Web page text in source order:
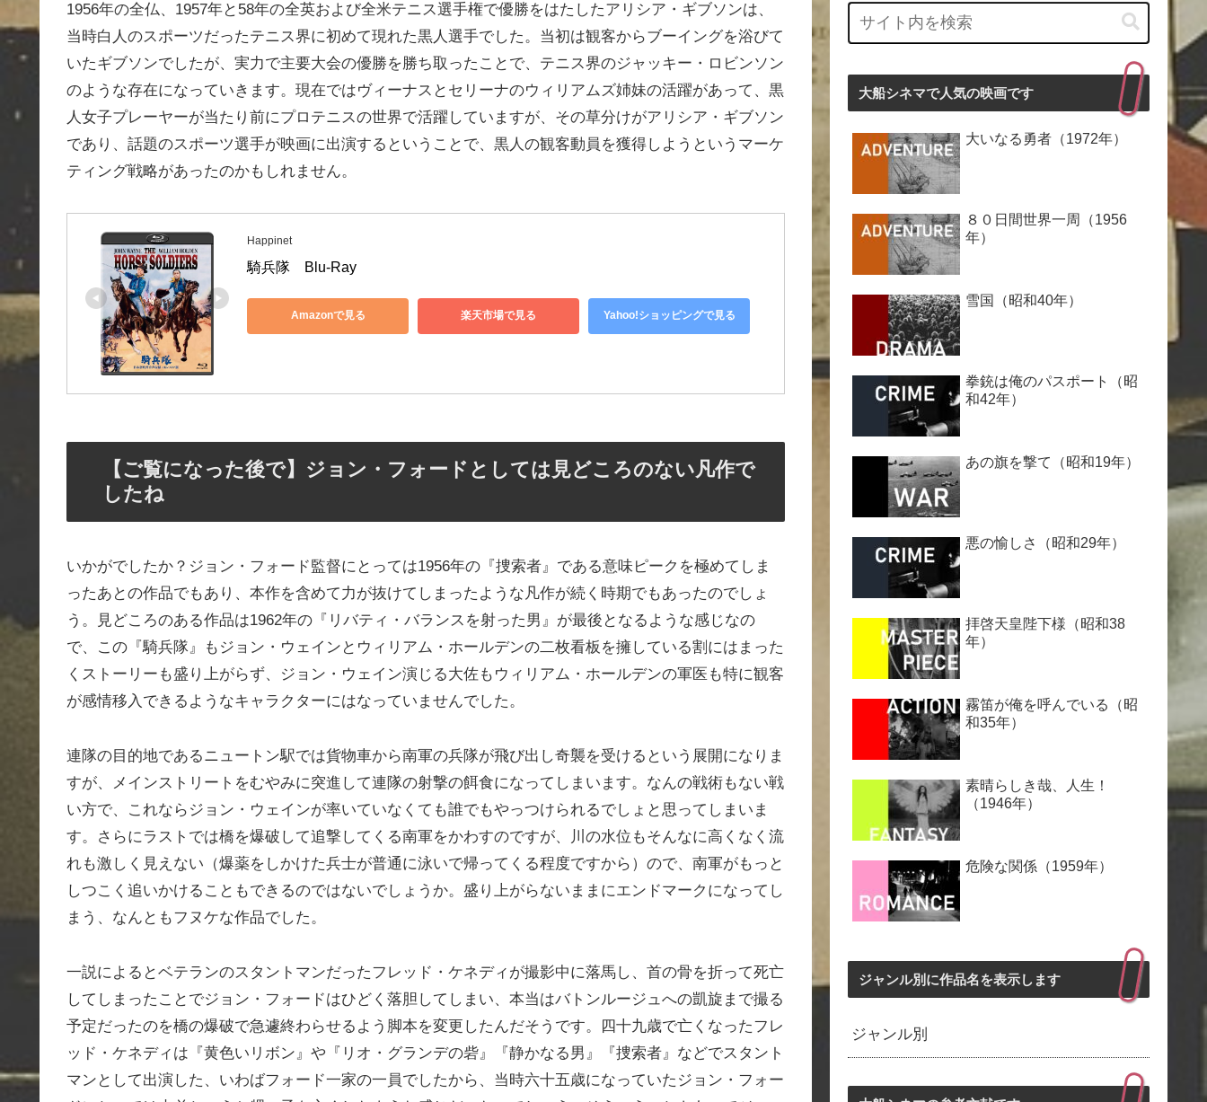
1956年の全仏、1957年と58年の全英および全米テニス選手権で優勝をはたしたアリシア・ギブソンは、
当時白人のスポーツだったテニス界に初めて現れた黒人選手でした。当初は観客からブーイングを浴びて
いたギブソンでしたが、実力で主要大会の優勝を勝ち取ったことで、テニス界のジャッキー・ロビンソン
のような存在になっていきます。現在ではヴィーナスとセリーナのウィリアムズ姉妹の活躍があって、黒
人女子プレーヤーが当たり前にプロテニスの世界で活躍していますが、その草分けがアリシア・ギブソン
であり、話題のスポーツ選手が映画に出演するということで、黒人の観客動員を獲得しようというマーケ
ティング戦略があったのかもしれません。
Happinet
騎兵隊　Blu-Ray
Amazonで見る 楽天市場で見る Yahoo!ショッピングで見る
【ご覧になった後で】ジョン・フォードとしては見どころのない凡作で
したね
いかがでしたか？ジョン・フォード監督にとっては1956年の『捜索者』である意味ピークを極めてしま
ったあとの作品でもあり、本作を含めて力が抜けてしまったような凡作が続く時期でもあったのでしょ
う。見どころのある作品は1962年の『リバティ・バランスを射った男』が最後となるような感じなの
で、この『騎兵隊』もジョン・ウェインとウィリアム・ホールデンの二枚看板を擁している割にはまった
くストーリーも盛り上がらず、ジョン・ウェイン演じる大佐もウィリアム・ホールデンの軍医も特に観客
が感情移入できるようなキャラクターにはなっていませんでした。
連隊の目的地であるニュートン駅では貨物車から南軍の兵隊が飛び出し奇襲を受けるという展開になりま
すが、メインストリートをむやみに突進して連隊の射撃の餌食になってしまいます。なんの戦術もない戦
い方で、これならジョン・ウェインが率いていなくても誰でもやっつけられるでしょと思ってしまいま
す。さらにラストでは橋を爆破して追撃してくる南軍をかわすのですが、川の水位もそんなに高くなく流
れも激しく見えない（爆薬をしかけた兵士が普通に泳いで帰ってくる程度ですから）ので、南軍がもっと
しつこく追いかけることもできるのではないでしょうか。盛り上がらないままにエンドマークになってし
まう、なんともフヌケな作品でした。
一説によるとベテランのスタントマンだったフレッド・ケネディが撮影中に落馬し、首の骨を折って死亡
してしまったことでジョン・フォードはひどく落胆してしまい、本当はバトンルージュへの凱旋まで撮る
予定だったのを橋の爆破で急遽終わらせるよう脚本を変更したんだそうです。四十九歳で亡くなったフレ
ッド・ケネディは『黄色いリボン』や『リオ・グランデの砦』『静かなる男』『捜索者』などでスタント
マンとして出演した、いわばフォード一家の一員でしたから、当時六十五歳になっていたジョン・フォー
大船シネマで人気の映画です
大いなる勇者（1972年）
８０日間世界一周（1956
年）
雪国（昭和40年）
拳銃は俺のパスポート（昭
和42年）
あの旗を撃て（昭和19年）
悪の愉しさ（昭和29年）
拝啓天皇陛下様（昭和38
年）
霧笛が俺を呼んでいる（昭
和35年）
素晴らしき哉、人生！
（1946年）
危険な関係（1959年）
ジャンル別に作品名を表示します
ジャンル別